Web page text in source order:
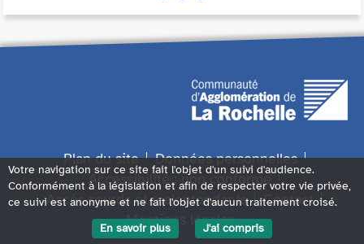
Plan du site
Données personnelles
Accessibilité : non conforme
Accès sourds et malentendants
Contact
Mentions légales
Votre navigation sur ce site fait l'objet d'un suivi d'audience.
Conformément à la législation et afin de respecter votre vie privée,
ce suivi est anonyme et ne fait l'objet d'aucun traitement croisé.
En savoir plus
J'ai compris